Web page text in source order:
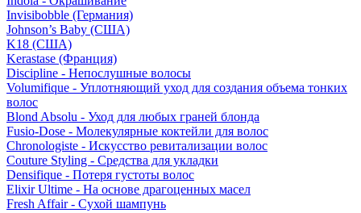
Invisibobble (Германия)
Johnson’s Baby (США)
K18 (США)
Kerastase (Франция)
Discipline - Непослушные волосы
Volumifique - Уплотняющий уход для создания объема тонких
волос
Blond Absolu - Уход для любых граней блонда
Fusio-Dose - Молекулярные коктейли для волос
Chronologiste - Искусство ревитализации волос
Couture Styling - Средства для укладки
Densifique - Потеря густоты волос
Elixir Ultime - На основе драгоценных масел
Fresh Affair - Сухой шампунь